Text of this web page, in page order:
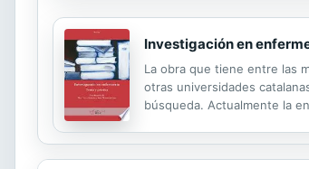
Investigación en
La obra que tiene entre las
otras universidades
búsqueda. Actualmente la